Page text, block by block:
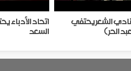
- نادي الشعر يحتفي
الحر )
اتحاد الأدباء
السعد